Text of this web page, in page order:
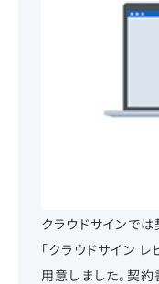
クラウドサインで
「クラウドサイン
用意しました。契